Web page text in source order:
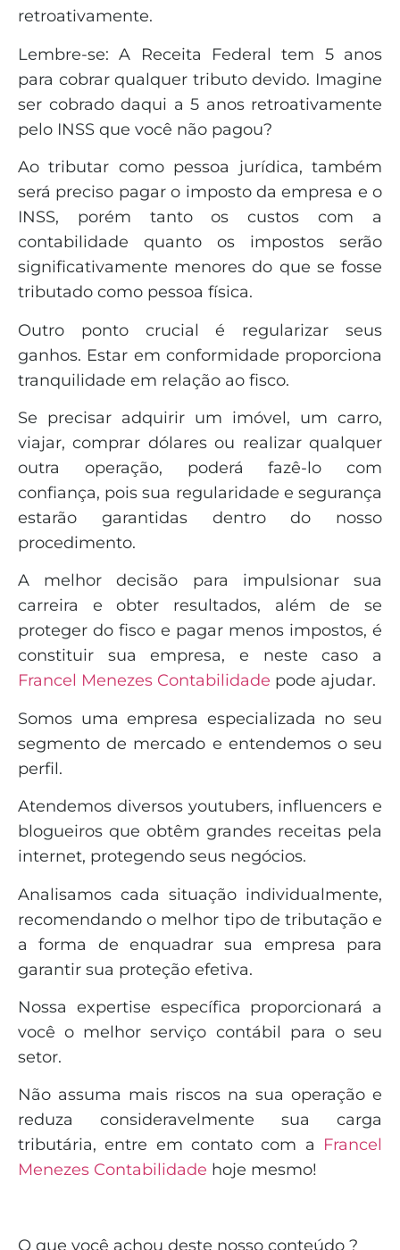
retroativamente.
Lembre-se: A Receita Federal tem 5 anos
para cobrar qualquer tributo devido. Imagine
ser cobrado daqui a 5 anos retroativamente
pelo INSS que você não pagou?
Ao tributar como pessoa jurídica, também
será preciso pagar o imposto da empresa e o
INSS, porém tanto os custos com a
contabilidade quanto os impostos serão
significativamente menores do que se fosse
tributado como pessoa física.
Outro ponto crucial é regularizar seus
ganhos. Estar em conformidade proporciona
tranquilidade em relação ao fisco.
Se precisar adquirir um imóvel, um carro,
viajar, comprar dólares ou realizar qualquer
outra operação, poderá fazê-lo com
confiança, pois sua regularidade e segurança
estarão garantidas dentro do nosso
procedimento.
A melhor decisão para impulsionar sua
carreira e obter resultados, além de se
proteger do fisco e pagar menos impostos, é
constituir sua empresa, e neste caso a
Francel Menezes Contabilidade pode ajudar.
Somos uma empresa especializada no seu
segmento de mercado e entendemos o seu
perfil.
Atendemos diversos youtubers, influencers e
blogueiros que obtêm grandes receitas pela
internet, protegendo seus negócios.
Analisamos cada situação individualmente,
recomendando o melhor tipo de tributação e
a forma de enquadrar sua empresa para
garantir sua proteção efetiva.
Nossa expertise específica proporcionará a
você o melhor serviço contábil para o seu
setor.
Não assuma mais riscos na sua operação e
reduza consideravelmente sua carga
tributária, entre em contato com a Francel
Menezes Contabilidade hoje mesmo!
O que você achou deste nosso conteúdo ?